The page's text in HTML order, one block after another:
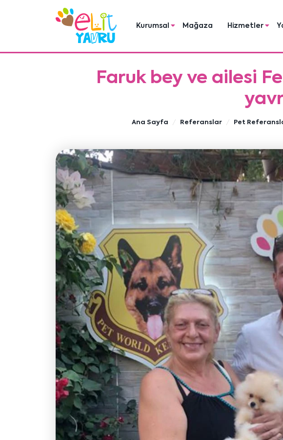
Kurumsal Mağaza Hizmetler
Faruk bey ve ailesi
Ana Sayfa Referanslar Pet